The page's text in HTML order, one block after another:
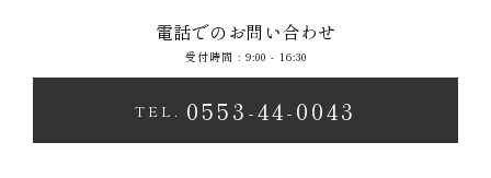
電話でのお問い合わせ
受付時間 : 9:00 - 16:30
TEL. 0553-44-0043